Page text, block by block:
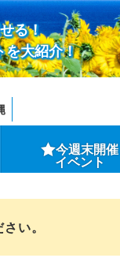
る！
を大紹介！
今週末開催
イベント
い。